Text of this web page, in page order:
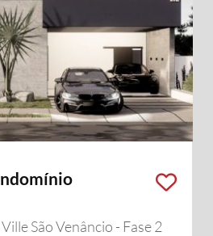
São Venâncio - Fase 2